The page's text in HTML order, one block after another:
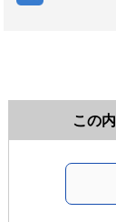
この